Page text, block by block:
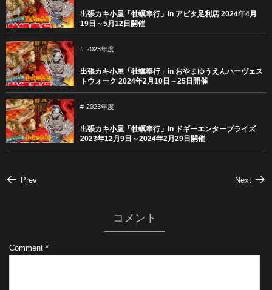
出張カキ小屋「牡蠣奉行」in アピタ足利店 2024年4月
19日～5月12日開催
2023年度
出張カキ小屋「牡蠣奉行」in おやまゆうえんハーヴェス
トウォーク 2024年2月10日～25日開催
2023年度
出張カキ小屋「牡蠣奉行」in ドギーエンタープライズ
2023年12月9日～2024年2月29日開催
Prev Next
コメント
Comment *